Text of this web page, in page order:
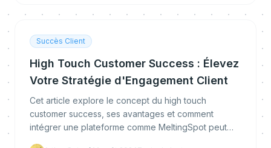
Succès Client
High Touch Customer Success : Élevez
Votre Stratégie d'Engagement Client
Cet article explore le concept du high touch
customer success, ses avantages et comment
intégrer une plateforme comme MeltingSpot peut